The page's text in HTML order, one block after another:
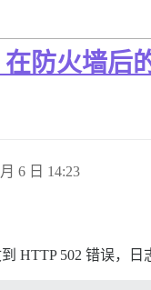
防火墙后
6 日 14:23
HTTP 502 错误，日